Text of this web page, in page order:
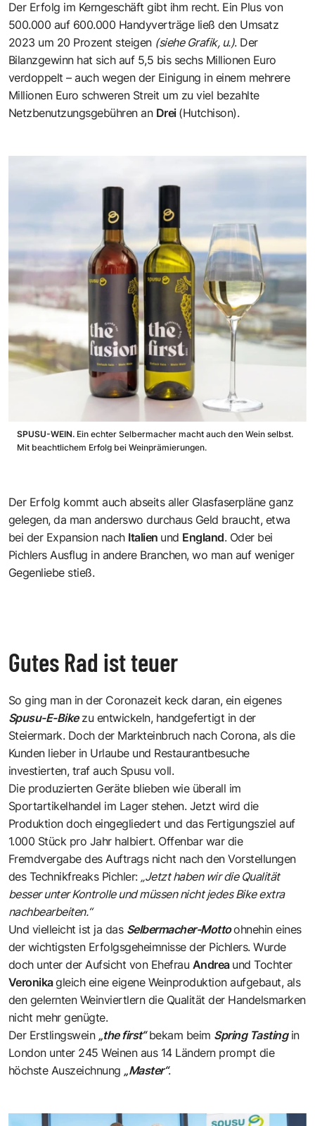
Der Erfolg im Kerngeschäft gibt ihm recht. Ein Plus von
500.000 auf 600.000 Handyverträge ließ den Umsatz
2023 um 20 Prozent steigen (siehe Grafik, u.). Der
Bilanzgewinn hat sich auf 5,5 bis sechs Millionen Euro
verdoppelt – auch wegen der Einigung in einem mehrere
Millionen Euro schweren Streit um zu viel bezahlte
Netzbenutzungsgebühren an Drei (Hutchison).
SPUSU-WEIN. Ein echter Selbermacher macht auch den Wein selbst.
Mit beachtlichem Erfolg bei Weinprämierungen.
Der Erfolg kommt auch abseits aller Glasfaserpläne ganz
gelegen, da man anderswo durchaus Geld braucht, etwa
bei der Expansion nach Italien und England. Oder bei
Pichlers Ausflug in andere Branchen, wo man auf weniger
Gegenliebe stieß.
Gutes Rad ist teuer
So ging man in der Coronazeit keck daran, ein eigenes
Spusu-E-Bikezu entwickeln, handgefertigt in der
Steiermark. Doch der Markteinbruch nach Corona, als die
Kunden lieber in Urlaube und Restaurantbesuche
investierten, traf auch Spusu voll.
Die produzierten Geräte blieben wie überall im
Sportartikelhandel im Lager stehen. Jetzt wird die
Produktion doch eingegliedert und das Fertigungsziel auf
1.000 Stück pro Jahr halbiert. Offenbar war die
Fremdvergabe des Auftrags nicht nach den Vorstellungen
des Technikfreaks Pichler: „Jetzt haben wir die Qualität
besser unter Kontrolle und müssen nicht jedes Bike extra
nachbearbeiten.“
Und vielleicht ist ja das Selbermacher-Mottoohnehin eines
der wichtigsten Erfolgsgeheimnisse der Pichlers. Wurde
doch unter der Aufsicht von Ehefrau Andrea und Tochter
Veronikagleich eine eigene Weinproduktion aufgebaut, als
den gelernten Weinviertlern die Qualität der Handelsmarken
nicht mehr genügte.
Der Erstlingswein „the first“bekam beim Spring Tastingin
London unter 245 Weinen aus 14 Ländern prompt die
höchste Auszeichnung „Master“.